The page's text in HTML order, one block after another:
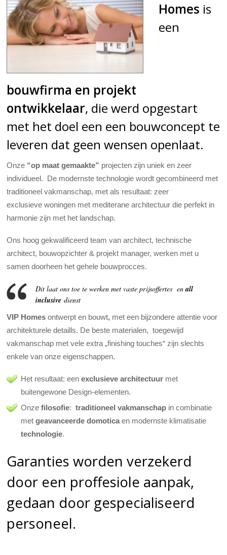
Homes is
een
bouwfirma en projekt
ontwikkelaar, die werd opgestart
met het doel een een bouwconcept te
leveren dat geen wensen openlaat.
Onze “op maat gemaakte” projecten zijn uniek en zeer
individueel. De modernste technologie wordt gecombineerd met
traditioneel vakmanschap, met als resultaat: zeer
exclusieve woningen met mediterane architectuur die perfekt in
harmonie zijn met het landschap.
Ons hoog gekwalificeerd team van architect, technische
architect, bouwopzichter & projekt manager, werken met u
samen doorheen het gehele bouwprocces.
Dit laat ons toe te werken met vaste prijsoffertes enall
inclusivedienst
VIP Homesontwerpt en bouwt, met een bijzondere attentie voor
architekturele detaills. De beste materialen, toegewijd
vakmanschap met vele extra „finishing touches“ zijn slechts
enkele van onze eigenschappen.
Het resultaat: eenexclusieve architectuur met
buitengewone Design-elementen.
Onzefilosofie:traditioneel vakmanschap in combinatie
metgeavanceerde domotica en modernste klimatisatie
technologie.
Garanties worden verzekerd
door een proffesiole aanpak,
gedaan door gespecialiseerd
personeel.